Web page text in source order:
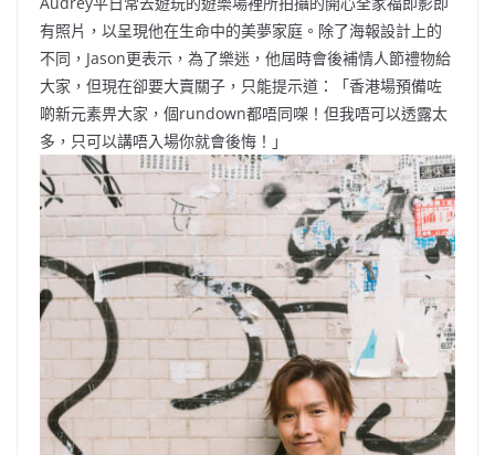
有照片，以呈現他在生命中的美夢家庭。除了海報設計上的
不同，Jason更表示，為了樂迷，他屆時會後補情人節禮物給
大家，但現在卻要大賣關子，只能提示道：「香港場預備咗
啲新元素畀大家，個rundown都唔同㗎！但我唔可以透露太
多，只可以講唔入場你就會後悔！」